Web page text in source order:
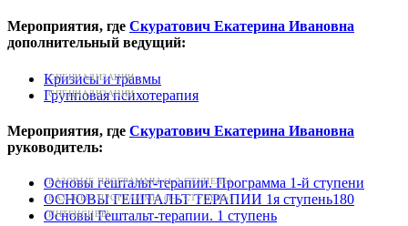
Мероприятия, где Скуратович Екатерина Ивановна
дополнительный ведущий:
Кризисы и травмы
СПЕЦИАЛИЗАЦИИ
Групповая психотерапия
СПЕЦИАЛИЗАЦИИ
Мероприятия, где Скуратович Екатерина Ивановна
руководитель:
Основы гештальт-терапии. Программа 1-й ступени
БАЗОВЫЕ ПРОГРАММЫ (1-2 СТУПЕНЬ)
ОСНОВЫ ГЕШТАЛЬТ ТЕРАПИИ 1я ступень180
БАЗОВЫЕ ПРОГРАММЫ (1-2 СТУПЕНЬ)
Основы Гештальт-терапии. 1 ступень
ИНТЕНСИВЫ